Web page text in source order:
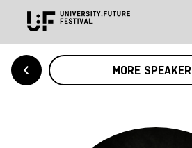
MORE SPEAKER